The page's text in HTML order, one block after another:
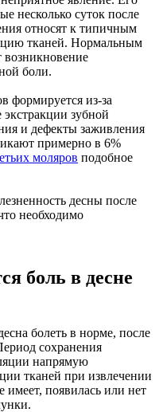
несколько суток после
относят к типичным
тканей. Нормальным
возникновение
боли.
формируется из-за
зубной
и дефекты заживления
примерно в 6%
моляров подобное
десны после
необходимо
боль в десне
болеть в норме, после
сохранения
напрямую
тканей при извлечении
появилась или нет